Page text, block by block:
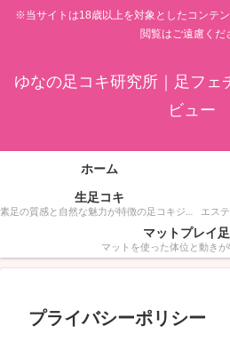
※当サイトは18歳以上を対象としたコンテ
閲覧はご遠慮くだ
ゆなの足コキ研究所｜足フェ
ビュー
ホーム
生足コキ
素足の質感と自然な魅力が特徴の足コキジャンル。 エス
マットプレイ
マットを使った体位と動きが
プライバシーポリシー